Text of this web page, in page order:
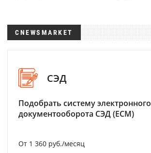
CNEWSMARKET
СЭД
Подобрать систему электронного
документооборота СЭД (ECM)
От 1 360 руб./месяц